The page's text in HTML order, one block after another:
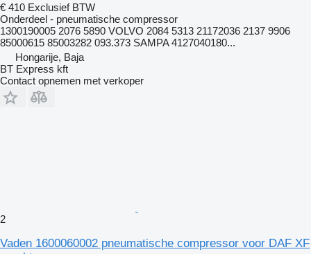
€ 410 Exclusief BTW
Onderdeel - pneumatische compressor
1300190005 2076 5890 VOLVO 2084 5313 21172036 2137 9906
85000615 85003282 093.373 SAMPA 4127040180...
Hongarije, Baja
BT Express kft
Contact opnemen met verkoper
2
Vaden 1600060002 pneumatische compressor voor DAF XF